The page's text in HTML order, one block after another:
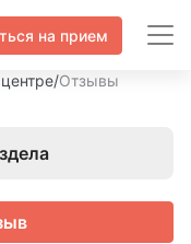
на прием
/Отзывы